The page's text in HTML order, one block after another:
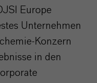
Europe
Unternehmen
Konzern
in den